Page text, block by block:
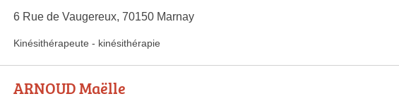
6 Rue de Vaugereux, 70150 Marnay
Kinésithérapeute - kinésithérapie
ARNOUD Maëlle